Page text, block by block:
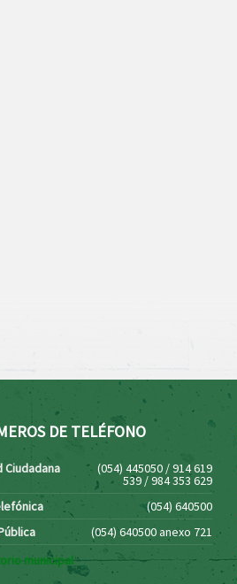
DE TELÉFONO
Ciudadana (054) 445050 / 914 619
539 / 984 353 629
(054) 640500
(054) 640500 anexo 721
municipal